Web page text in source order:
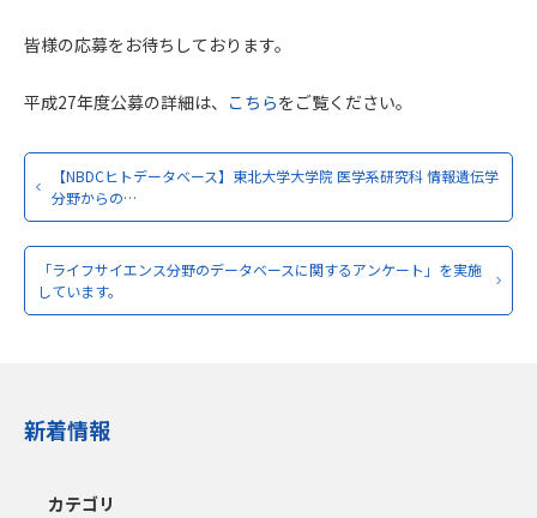
皆様の応募をお待ちしております。
平成27年度公募の詳細は、 こちらをご覧ください。
【NBDCヒトデータベース】東北大学大学院 医学系研究科 情報遺伝学
分野からの…
「ライフサイエンス分野のデータベースに関するアンケート」を実施
しています。
新着情報
カテゴリ